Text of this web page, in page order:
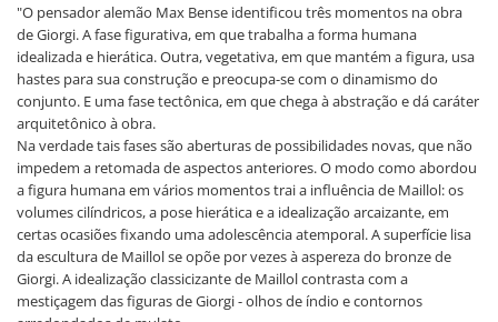
"O pensador alemão Max Bense identificou três momentos na obra
de Giorgi. A fase figurativa, em que trabalha a forma humana
idealizada e hierática. Outra, vegetativa, em que mantém a figura, usa
hastes para sua construção e preocupa-se com o dinamismo do
conjunto. E uma fase tectônica, em que chega à abstração e dá caráter
arquitetônico à obra.
Na verdade tais fases são aberturas de possibilidades novas, que não
impedem a retomada de aspectos anteriores. O modo como abordou
a figura humana em vários momentos trai a influência de Maillol: os
volumes cilíndricos, a pose hierática e a idealização arcaizante, em
certas ocasiões fixando uma adolescência atemporal. A superfície lisa
da escultura de Maillol se opõe por vezes à aspereza do bronze de
Giorgi. A idealização classicizante de Maillol contrasta com a
mestiçagem das figuras de Giorgi - olhos de índio e contornos